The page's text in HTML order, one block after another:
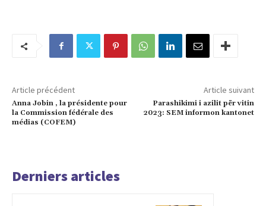
Article précédent
Anna Jobin , la présidente pour
la Commission fédérale des
médias (COFEM)
Article suivant
Parashikimi i azilit për vitin
2023: SEM informon kantonet
Derniers articles